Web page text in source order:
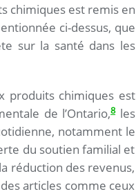
chimiques est remis en
ci-dessus, que
sur la santé dans les
produits chimiques est
de l’Ontario,8les
notamment le
du soutien familial et
réduction des revenus,
articles comme ceux